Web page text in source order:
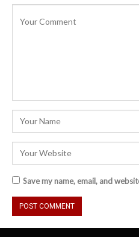
Save my name, email, and